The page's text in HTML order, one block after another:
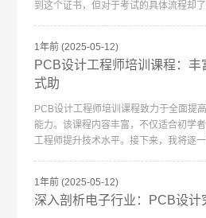
到这个证书，但对于考试的具体流程却
1年前(2025-05-12)
PCB设计工程师培训课程：丰
式助
PCB设计工程师培训课程致力于全面提
能力。该课程内容丰富，不仅适合初学
工程师提升技术水平。接下来，我将逐
1年前(2025-05-12)
深入剖析电子行业：PCB设计